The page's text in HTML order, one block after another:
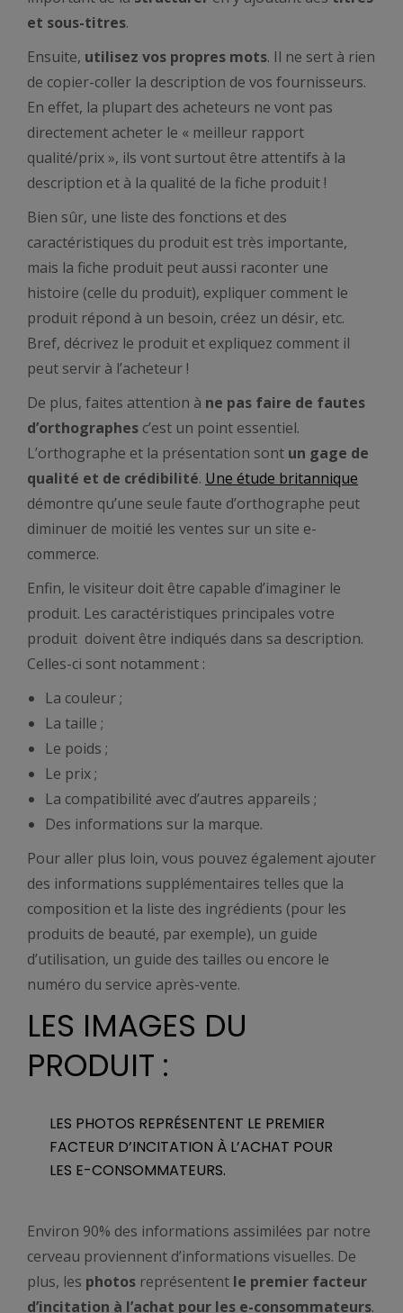
et sous-titres.
Ensuite, utilisez vos propres mots. Il ne sert à rien
de copier-coller la description de vos fournisseurs.
En effet, la plupart des acheteurs ne vont pas
directement acheter le « meilleur rapport
qualité/prix », ils vont surtout être attentifs à la
description et à la qualité de la fiche produit !
Bien sûr, une liste des fonctions et des
caractéristiques du produit est très importante,
mais la fiche produit peut aussi raconter une
histoire (celle du produit), expliquer comment le
produit répond à un besoin, créez un désir, etc.
Bref, décrivez le produit et expliquez comment il
peut servir à l’acheteur !
De plus, faites attention à ne pas faire de fautes
d’orthographes c’est un point essentiel.
L’orthographe et la présentation sont un gage de
qualité et de crédibilité. Une étude britannique
démontre qu’une seule faute d’orthographe peut
diminuer de moitié les ventes sur un site e-
commerce.
Enfin, le visiteur doit être capable d’imaginer le
produit. Les caractéristiques principales votre
produit doivent être indiqués dans sa description.
Celles-ci sont notamment :
La couleur ;
La taille ;
Le poids ;
Le prix ;
La compatibilité avec d’autres appareils ;
Des informations sur la marque.
Pour aller plus loin, vous pouvez également ajouter
des informations supplémentaires telles que la
composition et la liste des ingrédients (pour les
produits de beauté, par exemple), un guide
d’utilisation, un guide des tailles ou encore le
numéro du service après-vente.
LES IMAGES DU
PRODUIT :
LES PHOTOS REPRÉSENTENT LE PREMIER
FACTEUR D’INCITATION À L’ACHAT POUR
LES E-CONSOMMATEURS.
Environ 90% des informations assimilées par notre
cerveau proviennent d’informations visuelles. De
plus, les photos représentent le premier facteur
d’incitation à l’achat pour les e-consommateurs.